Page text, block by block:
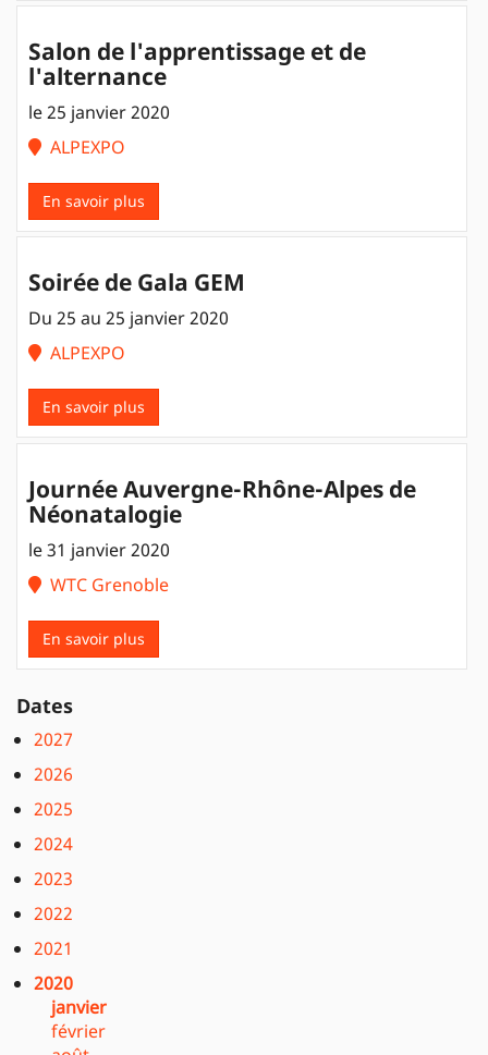
Salon de l'apprentissage et de
l'alternance
le 25 janvier 2020
ALPEXPO
En savoir plus
Soirée de Gala GEM
Du 25 au 25 janvier 2020
ALPEXPO
En savoir plus
Journée Auvergne-Rhône-Alpes de
Néonatalogie
le 31 janvier 2020
WTC Grenoble
En savoir plus
Dates
2027
2026
2025
2024
2023
2022
2021
2020
janvier
février